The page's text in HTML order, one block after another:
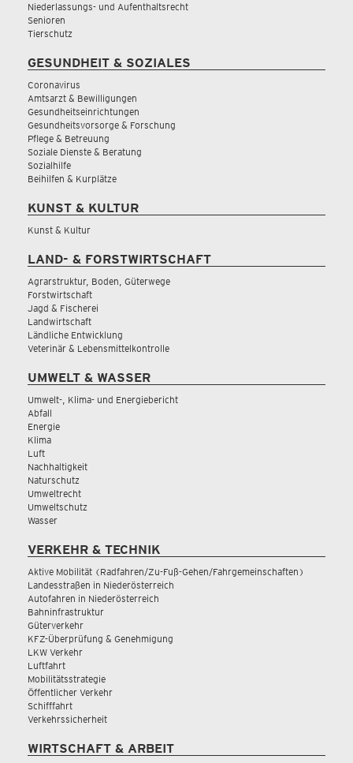
Niederlassungs- und Aufenthaltsrecht
Senioren
Tierschutz
GESUNDHEIT & SOZIALES
Coronavirus
Amtsarzt & Bewilligungen
Gesundheitseinrichtungen
Gesundheitsvorsorge & Forschung
Pflege & Betreuung
Soziale Dienste & Beratung
Sozialhilfe
Beihilfen & Kurplätze
KUNST & KULTUR
Kunst & Kultur
LAND- & FORSTWIRTSCHAFT
Agrarstruktur, Boden, Güterwege
Forstwirtschaft
Jagd & Fischerei
Landwirtschaft
Ländliche Entwicklung
Veterinär & Lebensmittelkontrolle
UMWELT & WASSER
Umwelt-, Klima- und Energiebericht
Abfall
Energie
Klima
Luft
Nachhaltigkeit
Naturschutz
Umweltrecht
Umweltschutz
Wasser
VERKEHR & TECHNIK
Aktive Mobilität (Radfahren/Zu-Fuß-Gehen/Fahrgemeinschaften)
Landesstraßen in Niederösterreich
Autofahren in Niederösterreich
Bahninfrastruktur
Güterverkehr
KFZ-Überprüfung & Genehmigung
LKW Verkehr
Luftfahrt
Mobilitätsstrategie
Öffentlicher Verkehr
Schifffahrt
Verkehrssicherheit
WIRTSCHAFT & ARBEIT